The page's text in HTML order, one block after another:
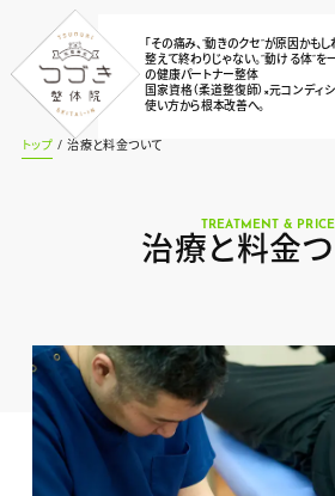
「その痛み、“動きのクセ“が原因かもし
整えて終わりじゃない。“動ける体“を
の健康パートナー整体
国家資格（柔道整復師）×元コンディ
使い方から根本改善へ。
トップ 治療と料金ついて
TREATMENT & PRICE
治療と料金つ